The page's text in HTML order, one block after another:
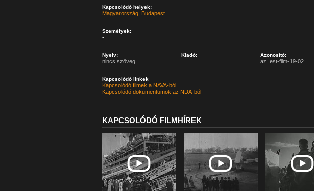
Kapcsolódó helyek:
Magyarország, Budapest
Személyek:
-
Nyelv:
nincs szöveg
Kiadó: Azonosító:
az_est-film-19-02
Kapcsolódó linkek
Kapcsolódó filmek a NAVA-ból
Kapcsolódó dokumentumok az NDA-ból
KAPCSOLÓDÓ FILMHÍREK